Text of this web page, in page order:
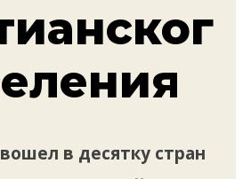
в десятку стран